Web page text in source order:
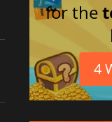
for the
4